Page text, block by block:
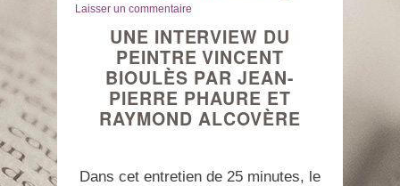
le
Laisser un commentaire
UNE INTERVIEW DU
PEINTRE VINCENT
BIOULÈS PAR JEAN-
PIERRE PHAURE ET
RAYMOND ALCOVÈRE
Dans cet entretien de 25 minutes, le